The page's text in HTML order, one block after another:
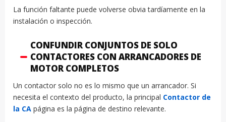
La función faltante puede volverse obvia tardíamente en la
instalación o inspección.
CONFUNDIR CONJUNTOS DE SOLO
CONTACTORES CON ARRANCADORES DE
MOTOR COMPLETOS
Un contactor solo no es lo mismo que un arrancador. Si
necesita el contexto del producto, la principal Contactor de
la CA página es la página de destino relevante.